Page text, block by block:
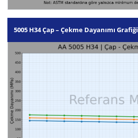
5005 H34 Çap – Çekme Dayanımı Grafiği